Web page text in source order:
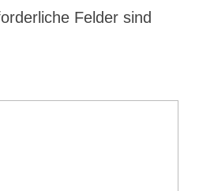
Felder sind